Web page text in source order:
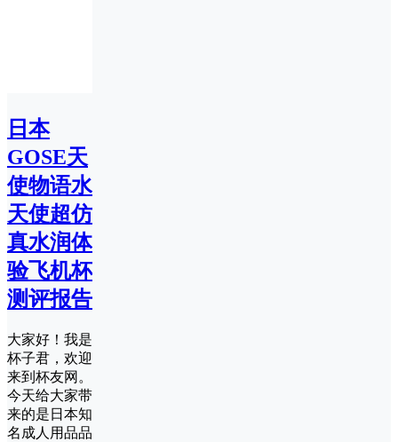
日本
GOSE天
使物语水
天使超仿
真水润体
验飞机杯
测评报告
大家好！我是
杯子君，欢迎
来到杯友网。
今天给大家带
来的是日本知
名成人用品品